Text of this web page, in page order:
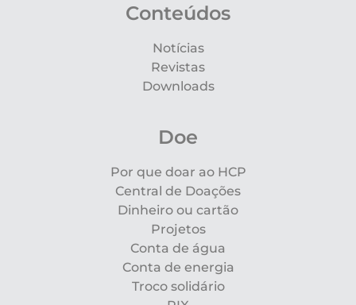
Conteúdos
Notícias
Revistas
Downloads
Doe
Por que doar ao HCP
Central de Doações
Dinheiro ou cartão
Projetos
Conta de água
Conta de energia
Troco solidário